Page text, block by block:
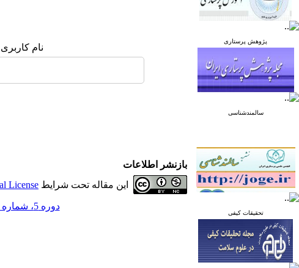
پژوهش پرستاری
سالمندشناسی
تحقیقات کیفی
نام
بازنشر اطلاعات
این مقاله تحت شرایط License
دوره 5، شماره 4 - ( مرداد و شهریور 1395 )